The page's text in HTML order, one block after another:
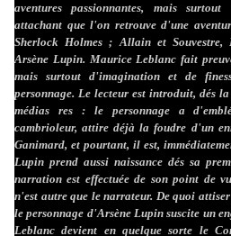
aventures passionnantes, mais
attachant que l'on retrouve d'une
Sherlock Holmes ; Allain et Souvestre,
Arsène Lupin. Maurice Leblanc fait
mais surtout d'imagination et de
personnage. Le lecteur est introduit, dés
médias res : le personnage a
cambrioleur, attire déjà la foudre d'un
Ganimard, et pourtant, il est,
Lupin prend aussi naissance dés sa
narration est effectuée de son point de
n'est autre que le narrateur. De quoi
le personnage d'Arsène Lupin suscite un
Leblanc devient en quelque sorte le